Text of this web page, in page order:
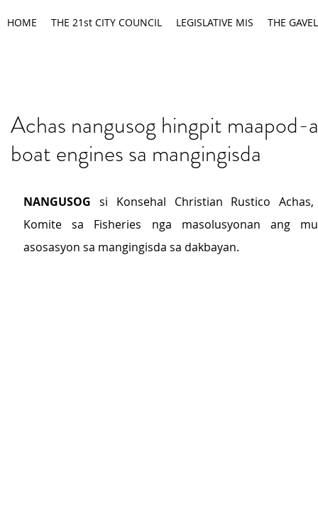
HOME THE 21st CITY COUNCIL LEGISLATIVE MIS THE GAVEL
Achas nangusog hingpit maapod-
boat engines sa mangingisda
NANGUSOG si Konsehal Christian Rustico
Komite sa Fisheries nga masolusyonan ang
asosasyon sa mangingisda sa dakbayan.